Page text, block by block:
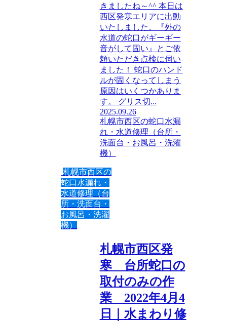
きましたね～^^ 本日は
西区発寒エリアに出動
いたしました。『外の
水道の蛇口がギーギー
音がして固い』とご依
頼いただき点検に伺い
ました！ 蛇口のハンド
ルが固くなってしまう
原因はいくつかありま
す。 グリス切...
2025.09.26
札幌市西区の蛇口水漏
れ・水道修理（台所・
洗面台・お風呂・洗濯
機）
札幌市西区の
蛇口水漏れ・
水道修理（台
所・洗面台・
お風呂・洗濯
機）
札幌市西区発
寒 台所蛇口の
取付のみの作
業 2022年4月4
日｜水まわり修